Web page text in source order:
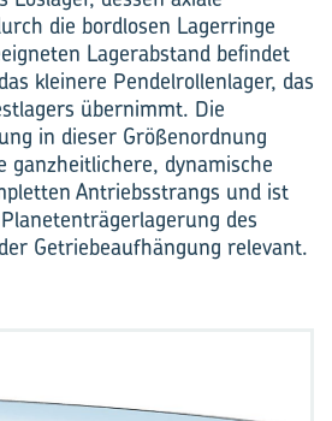
die bordlosen ­Lagerringe
Lager­abstand befindet
kleinere Pendelrollenlager, das
übernimmt. Die
in dieser Größenordnung
dynamische
Antriebsstrangs und ist
des
Getriebeaufhängung relevant.